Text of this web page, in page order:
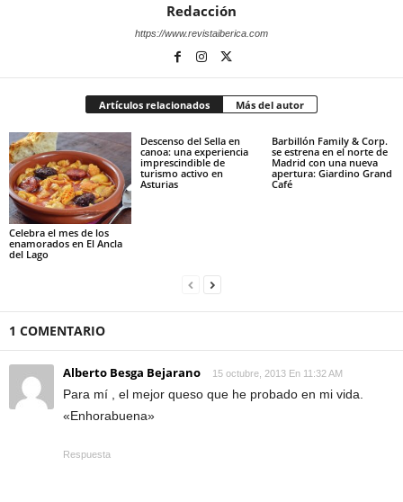
Redacción
https://www.revistaiberica.com
Artículos relacionados Más del autor
Celebra el mes de los
enamorados en El Ancla
del Lago
Descenso del Sella en
canoa: una experiencia
imprescindible de
turismo activo en
Asturias
Barbillón Family & Corp.
se estrena en el norte de
Madrid con una nueva
apertura: Giardino Grand
Café
1 COMENTARIO
Alberto Besga Bejarano 15 octubre, 2013 En 11:32 AM
Para mí , el mejor queso que he probado en mi vida.
«Enhorabuena»
Respuesta